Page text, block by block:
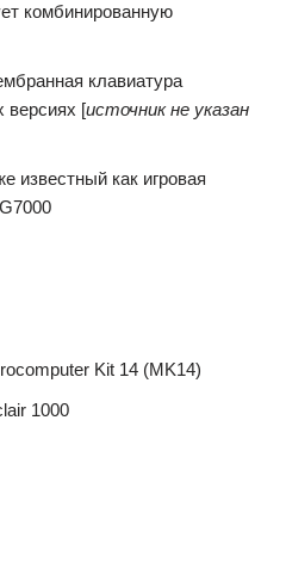
комбинированную
клавиатура
версиях [источник не указан
известный как игровая
Kit 14 (MK14)
1000